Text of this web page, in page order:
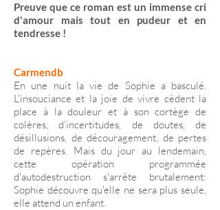
Preuve que ce roman est un immense cri
d'amour mais tout en pudeur et en
tendresse !
Carmendb
En une nuit la vie de Sophie a basculé.
L'insouciance et la joie de vivre cèdent la
place à la douleur et à son cortège de
colères, d'incertitudes, de doutes, de
désillusions, de découragement, de pertes
de repères. Mais du jour au lendemain,
cette opération programmée
d'autodestruction s'arrête brutalement:
Sophie découvre qu'elle ne sera plus seule,
elle attend un enfant.